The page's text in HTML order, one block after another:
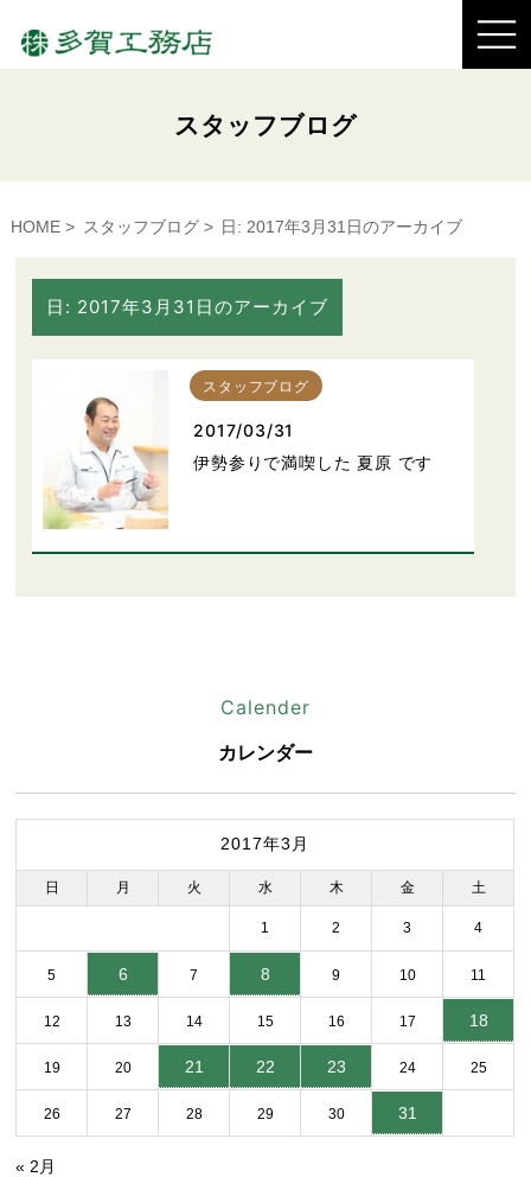
スタッフブログ
HOME スタッフブログ 日: 2017年3月31日のアーカイブ
日: 2017年3月31日のアーカイブ
スタッフブログ
2017/03/31
伊勢参りで満喫した 夏原 です
Calender
カレンダー
2017年3月
日 月 火 水 木 金 土
1 2 3 4
5 6 7 8 9 10 11
12 13 14 15 16 17 18
19 20 21 22 23 24 25
26 27 28 29 30 31
« 2月